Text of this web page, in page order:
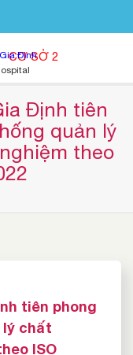
Định
CƠ SỞ 2
Định tiên
quản lý
theo
tiên phong
lý chất
ISO